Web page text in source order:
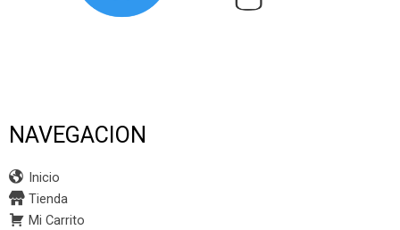
NAVEGACION
Inicio
Tienda
Mi Carrito